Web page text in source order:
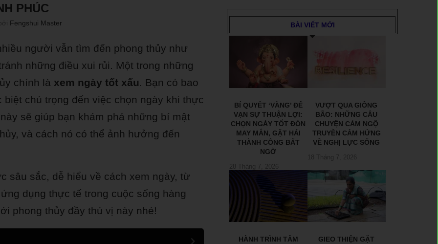
PHÚC
Fengshui Master
người vẫn tìm đến phong thủy như
những điều xui rủi. Một trong những
chính là xem ngày tốt xấu. Bạn có bao
chú trọng đến việc chọn ngày khi thực
sẽ giúp bạn khám phá những bí mật
và cách nó có thể ảnh hưởng đến
sâu sắc, dễ hiểu về cách xem ngày, từ
dụng thực tế trong cuộc sống hàng
phong thủy đầy thú vị này nhé!
BÀI VIẾT MỚI
BÍ QUYẾT ‘VÀNG’ ĐỂ
VẠN SỰ THUẬN LỢI:
CHỌN NGÀY TỐT ĐÓN
MAY MẮN, GẶT HÁI
THÀNH CÔNG BẤT
NGỜ
28 Tháng 7, 2026
VƯỢT QUA GIÔNG
BÃO: NHỮNG CÂU
CHUYỆN CẢM NGỘ
TRUYỀN CẢM HỨNG
VỀ NGHỊ LỰC SỐNG
18 Tháng 7, 2026
HÀNH TRÌNH TÂM
GIEO THIỆN GẶT